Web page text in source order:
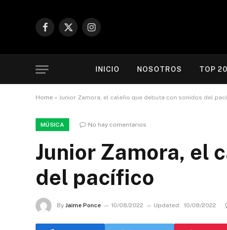
Facebook
X
Instagram
INICIO NOSOTROS TOP
Home » Junior Zamora, el caleño que debuta con sonidos del
MÚSICA No hay comentarios
Junior Zamora, el
del pacífico
By Jaime Ponce 10/08/2022 Updated: 10/08/2022